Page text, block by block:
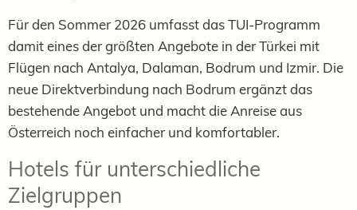
Für den Sommer 2026 umfasst das TUI-Programm
damit eines der größten Angebote in der Türkei mit
Flügen nach Antalya, Dalaman, Bodrum und Izmir. Die
neue Direktverbindung nach Bodrum ergänzt das
bestehende Angebot und macht die Anreise aus
Österreich noch einfacher und komfortabler.
Hotels für unterschiedliche
Zielgruppen